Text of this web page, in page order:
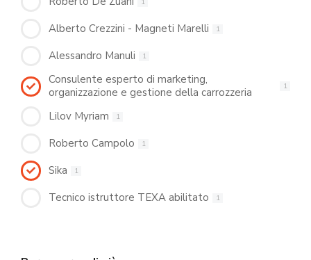
Alberto Crezzini - Magneti Marelli 1
Alessandro Manuli 1
Consulente esperto di marketing,
organizzazione e gestione della carrozzeria
1
Lilov Myriam 1
Roberto Campolo 1
Sika 1
Tecnico istruttore TEXA abilitato 1